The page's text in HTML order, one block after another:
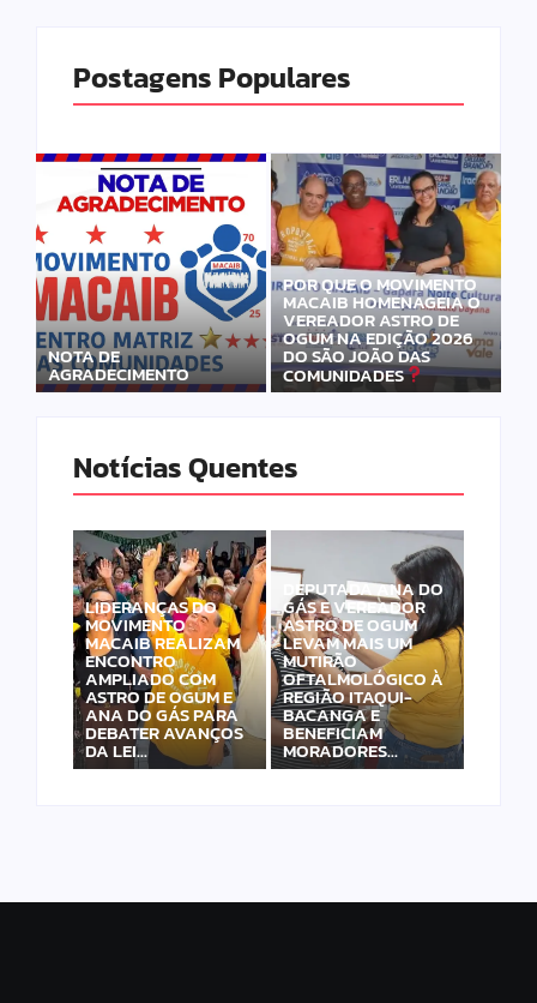
Postagens Populares
NOTA DE
AGRADECIMENTO
POR QUE O MOVIMENTO
MACAIB HOMENAGEIA O
VEREADOR ASTRO DE
OGUM NA EDIÇÃO 2026
DO SÃO JOÃO DAS
COMUNIDADES
Notícias Quentes
LIDERANÇAS DO
MOVIMENTO
MACAIB REALIZAM
ENCONTRO
AMPLIADO COM
ASTRO DE OGUM E
ANA DO GÁS PARA
DEBATER AVANÇOS
DA LEI…
DEPUTADA ANA DO
GÁS E VEREADOR
ASTRO DE OGUM
LEVAM MAIS UM
MUTIRÃO
OFTALMOLÓGICO À
REGIÃO ITAQUI-
BACANGA E
BENEFICIAM
MORADORES…